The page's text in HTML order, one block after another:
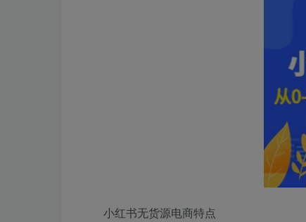
小红书无货源电商特点